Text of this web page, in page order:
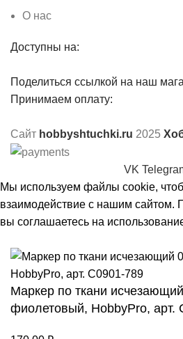
О нас
Доступны на:
Поделиться ссылкой на наш
Принимаем оплату:
Сайт hobbyshtuchki.ru 2025
VK
Мы используем файлы cookie,
взаимодействие с нашим сайтом.
вы соглашаетесь на
Маркер по ткани
фиолетовый, HobbyPro, арт.